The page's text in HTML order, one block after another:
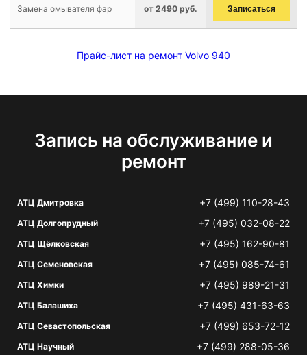
Замена омывателя фар от 2490 руб. Записаться
Прайс-лист на ремонт Volvo 940
Запись на обслуживание и
ремонт
АТЦ Дмитровка +7 (499) 110-28-43
АТЦ Долгопрудный +7 (495) 032-08-22
АТЦ Щёлковская +7 (495) 162-90-81
АТЦ Семеновская +7 (495) 085-74-61
АТЦ Химки +7 (495) 989-21-31
АТЦ Балашиха +7 (495) 431-63-63
АТЦ Севастопольская +7 (499) 653-72-12
АТЦ Научный +7 (499) 288-05-36